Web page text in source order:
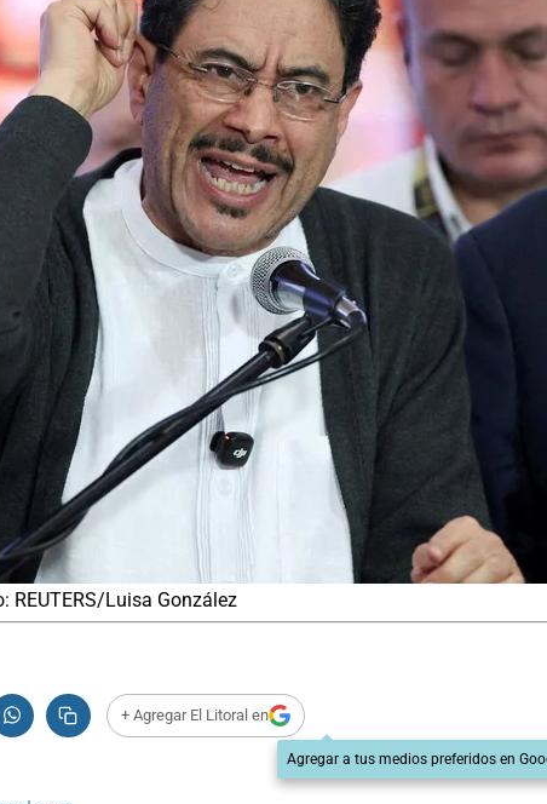
REUTERS/Luisa González
+ Agregar El Litoral en
Agregar a tus medios preferidos en